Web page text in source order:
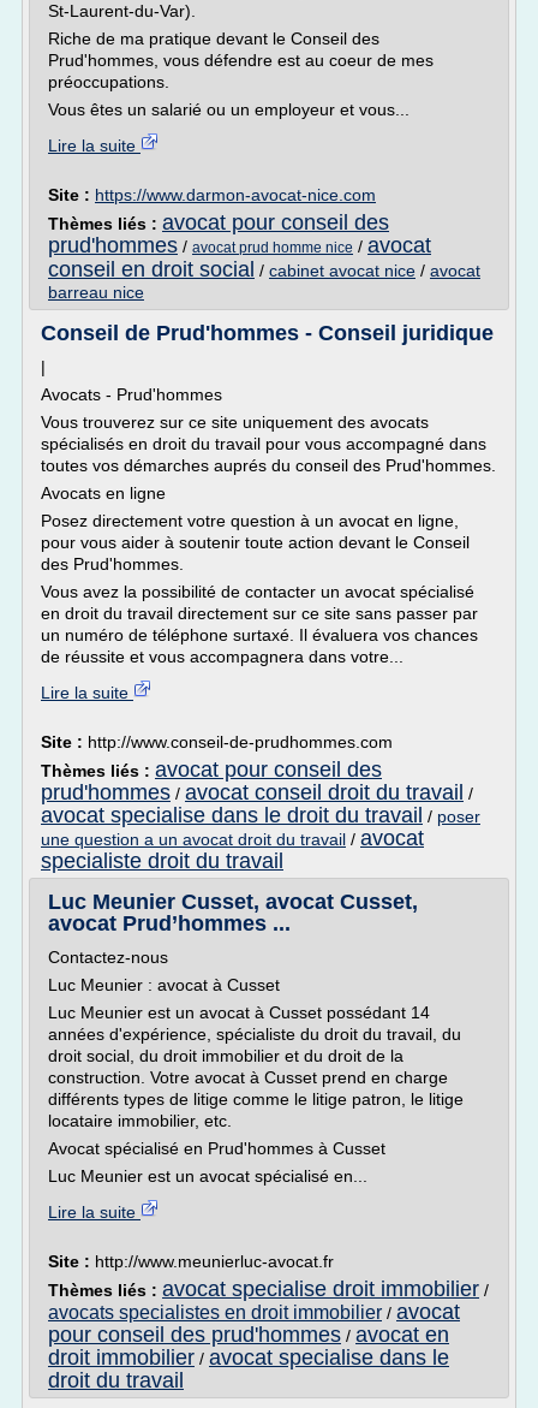
St-Laurent-du-Var).
Riche de ma pratique devant le Conseil des
Prud'hommes, vous défendre est au coeur de mes
préoccupations.
Vous êtes un salarié ou un employeur et vous...
Lire la suite
Site : https://www.darmon-avocat-nice.com
Thèmes liés : avocat pour conseil des
prud'hommes / avocat prud homme nice / avocat
conseil en droit social / cabinet avocat nice / avocat
barreau nice
Conseil de Prud'hommes - Conseil juridique
|
Avocats - Prud'hommes
Vous trouverez sur ce site uniquement des avocats
spécialisés en droit du travail pour vous accompagné dans
toutes vos démarches auprés du conseil des Prud'hommes.
Avocats en ligne
Posez directement votre question à un avocat en ligne,
pour vous aider à soutenir toute action devant le Conseil
des Prud'hommes.
Vous avez la possibilité de contacter un avocat spécialisé
en droit du travail directement sur ce site sans passer par
un numéro de téléphone surtaxé. Il évaluera vos chances
de réussite et vous accompagnera dans votre...
Lire la suite
Site : http://www.conseil-de-prudhommes.com
Thèmes liés : avocat pour conseil des
prud'hommes / avocat conseil droit du travail /
avocat specialise dans le droit du travail / poser
une question a un avocat droit du travail / avocat
specialiste droit du travail
Luc Meunier Cusset, avocat Cusset,
avocat Prud’hommes ...
Contactez-nous
Luc Meunier : avocat à Cusset
Luc Meunier est un avocat à Cusset possédant 14
années d'expérience, spécialiste du droit du travail, du
droit social, du droit immobilier et du droit de la
construction. Votre avocat à Cusset prend en charge
différents types de litige comme le litige patron, le litige
locataire immobilier, etc.
Avocat spécialisé en Prud'hommes à Cusset
Luc Meunier est un avocat spécialisé en...
Lire la suite
Site : http://www.meunierluc-avocat.fr
Thèmes liés : avocat specialise droit immobilier /
avocats specialistes en droit immobilier / avocat
pour conseil des prud'hommes / avocat en
droit immobilier / avocat specialise dans le
droit du travail